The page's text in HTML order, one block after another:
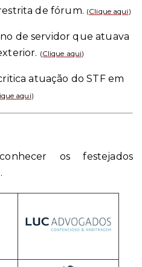
de fórum. (Clique aqui )
de servidor que atuava
(Clique aqui)
atuação do STF em
aqui)
os festejados
.